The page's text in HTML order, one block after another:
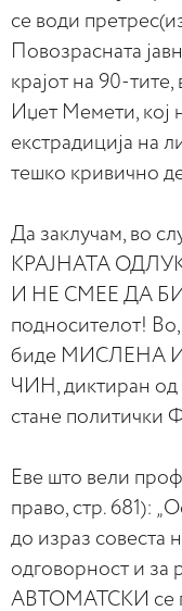
се води
Повозрасната
крајот на 90-
Иџет Мемети, кој
екстрадиција на
тешко кривично
Да заклучам, во
КРАЈНАТА
И НЕ СМЕЕ ДА
подносителот!
биде МИСЛЕНА
ЧИН, диктиран
стане политички
Еве што вели
право, стр. 681):
до израз совеста
одговорност и за
АВТОМАТСКИ се